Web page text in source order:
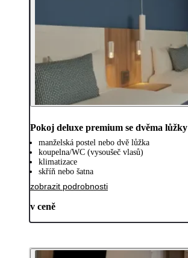
Pokoj deluxe premium se dvěma lůžky
manželská postel nebo dvě lůžka
koupelna/WC (vysoušeč vlasů)
klimatizace
skříň nebo šatna
zobrazit podrobnosti
v ceně